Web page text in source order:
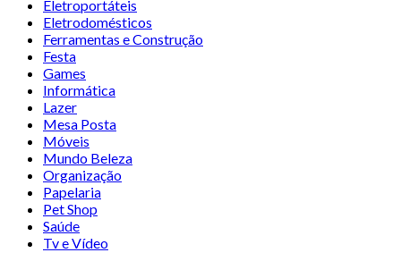
Eletroportáteis
Eletrodomésticos
Ferramentas e Construção
Festa
Games
Informática
Lazer
Mesa Posta
Móveis
Mundo Beleza
Organização
Papelaria
Pet Shop
Saúde
Tv e Vídeo